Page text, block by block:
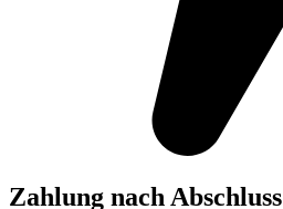
Zahlung nach Abschluss